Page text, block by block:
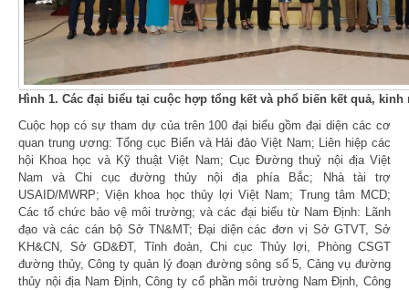
Hình 1. Các đại biểu tại cuộc hợp tổng kết và phổ biến kết quả, kinh
Cuộc họp có sự tham dự của trên 100 đại biểu gồm đại diện các cơ
quan trung ương: Tổng cục Biển và Hải đảo Việt Nam; Liên hiệp các
hội Khoa học và Kỹ thuật Việt Nam; Cục Đường thuỷ nội địa Việt
Nam và Chi cục đường thủy nội địa phía Bắc; Nhà tài trợ
USAID/MWRP; Viện khoa học thủy lợi Việt Nam; Trung tâm MCD;
Các tổ chức bảo vệ môi trường; và các đại biểu từ Nam Định: Lãnh
đạo và các cán bộ Sở TN&MT; Đại diện các đơn vị Sở GTVT, Sở
KH&CN, Sở GD&ĐT, Tỉnh đoàn, Chi cục Thủy lợi, Phòng CSGT
đường thủy, Công ty quản lý đoạn đường sông số 5, Cảng vụ đường
thủy nội địa Nam Định, Công ty cổ phần môi trường Nam Định, Công